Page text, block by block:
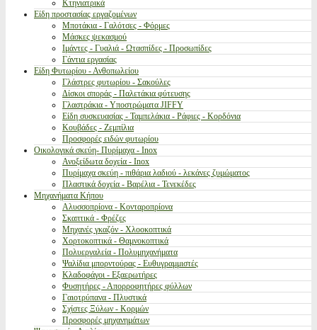
Κτηνιατρικά
Είδη προστασίας εργαζομένων
Μποτάκια - Γαλότσες - Φόρμες
Μάσκες ψεκασμού
Ιμάντες - Γυαλιά - Ωτασπίδες - Προσωπίδες
Γάντια εργασίας
Είδη Φυτωρίου - Ανθοπωλείου
Γλάστρες φυτωρίου - Σακούλες
Δίσκοι σποράς - Παλετάκια φύτευσης
Γλαστράκια - Υποστρώματα JIFFY
Είδη συσκευασίας - Ταμπελάκια - Ράφιες - Κορδόνια
Κουβάδες - Ζεμπίλια
Προσφορές ειδών φυτωρίου
Οικολογικά σκεύη- Πυρίμαχα - Inox
Ανοξείδωτα δοχεία - Inox
Πυρίμαχα σκεύη - πιθάρια λαδιού - λεκάνες ζυμώματος
Πλαστικά δοχεία - Βαρέλια - Τενεκέδες
Μηχανήματα Κήπου
Αλυσσοπρίονα - Κονταροπρίονα
Σκαπτικά - Φρέζες
Μηχανές γκαζόν - Χλοοκοπτικά
Χορτοκοπτικά - Θαμνοκοπτικά
Πολυεργαλεία - Πολυμηχανήματα
Ψαλίδια μπορντούρας - Ευθυγραμμιστές
Κλαδοφάγοι - Εξαερωτήρες
Φυσητήρες - Απορροφητήρες φύλλων
Γαιοτρύπανα - Πλυστικά
Σχίστες Ξύλων - Κορμών
Προσφορές μηχανημάτων